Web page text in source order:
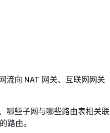
流向 NAT 网关、互联网网关
哪些子网与哪些路由表相关联
路由。